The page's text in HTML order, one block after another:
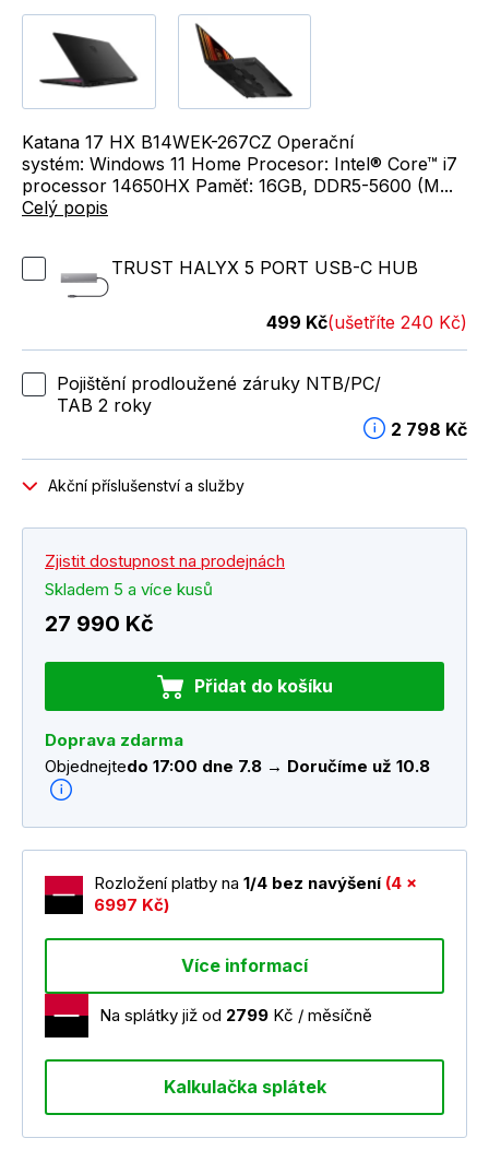
Katana 17 HX B14WEK-267CZ Operační
systém: Windows 11 Home Procesor: Intel® Core™ i7
processor 14650HX Paměť: 16GB, DDR5-5600 (M...
Celý popis
TRUST HALYX 5 PORT USB-C HUB
499 Kč(ušetříte 240 Kč)
Pojištění prodloužené záruky NTB/PC/
TAB 2 roky
2 798 Kč
Akční příslušenství a služby
Zjistit dostupnost na prodejnách
Skladem 5 a více kusů
27 990 Kč
Přidat do košíku
Doprava zdarma
Objednejtedo 17:00 dne 7.8 → Doručíme už 10.8
Rozložení platby na 1/4 bez navýšení (4 x
6997 Kč)
Více informací
Na splátky již od 2799 Kč / měsíčně
Kalkulačka splátek